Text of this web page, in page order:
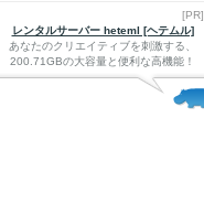
[PR]
レンタルサーバー heteml [ヘテムル]
あなたのクリエイティブを刺激する、
200.71GBの大容量と便利な高機能！